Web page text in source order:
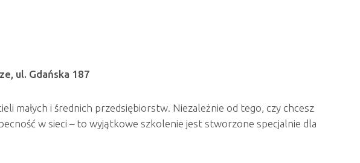
ul. Gdańska 187
małych i średnich przedsiębiorstw. Niezależnie od tego, czy chcesz
w sieci – to wyjątkowe szkolenie jest stworzone specjalnie dla